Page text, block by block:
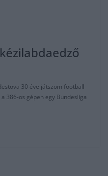
30 éve játszom football
386-os gépen egy Bundesliga